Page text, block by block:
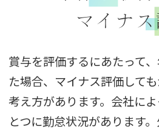
マイナス
賞与を評価するにあたって
た場合、マイナス評価して
考え方があります。会社に
とつに勤怠状況があります